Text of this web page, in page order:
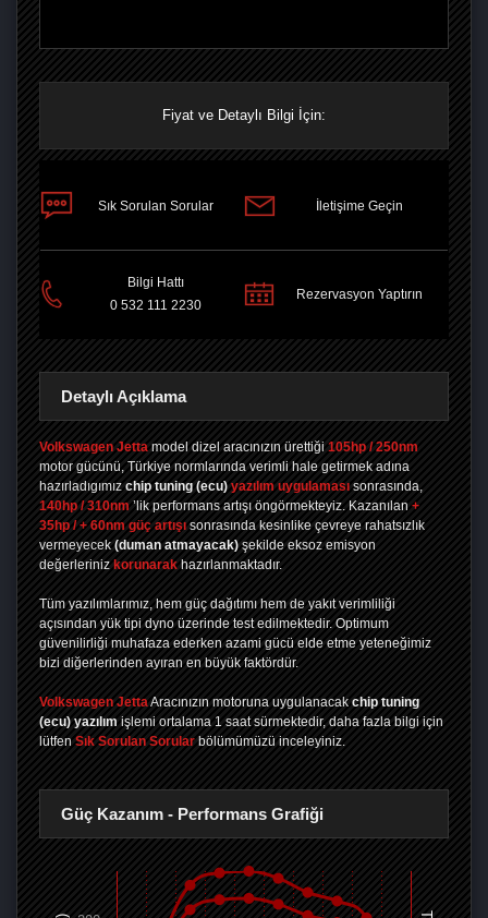
Fiyat ve Detaylı Bilgi İçin:
Sık Sorulan Sorular İletişime Geçin
Bilgi Hattı
0 532 111 2230
Rezervasyon Yaptırın
Detaylı Açıklama
Volkswagen Jetta model dizel aracınızın ürettiği 105hp / 250nm
motor gücünü, Türkiye normlarında verimli hale getirmek adına
hazırladıgımız chip tuning (ecu) yazılım uygulaması sonrasında,
140hp / 310nm ’lik performans artışı öngörmekteyiz. Kazanılan +
35hp / + 60nm güç artışı sonrasında kesinlike çevreye rahatsızlık
vermeyecek (duman atmayacak) şekilde eksoz emisyon
değerleriniz korunarak hazırlanmaktadır.
Tüm yazılımlarımız, hem güç dağıtımı hem de yakıt verimliliği
açısından yük tipi dyno üzerinde test edilmektedir. Optimum
güvenilirliği muhafaza ederken azami gücü elde etme yeteneğimiz
bizi diğerlerinden ayıran en büyük faktördür.
Volkswagen JettaAracınızın motoruna uygulanacak chip tuning
(ecu) yazılım işlemi ortalama 1 saat sürmektedir, daha fazla bilgi için
lütfen Sık Sorulan Sorular bölümümüzü inceleyiniz.
Güç Kazanım - Performans Grafiği